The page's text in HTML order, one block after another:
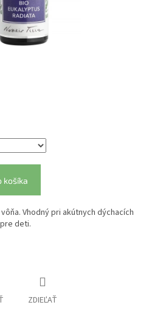
košíka
Vhodný pri akútnych dýchacích
deti.
ZDIEĽAŤ